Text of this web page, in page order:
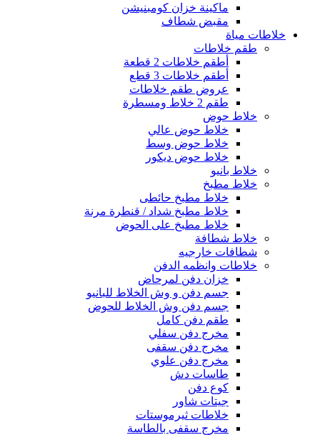
ماكينة خزان كومبنيشن
مقبض شطاف
خلاطات مياة
طقم خلاطات
أطقم خلاطات 2 قطعة
أطقم خلاطات 3 قطع
عروض طقم خلاطات
طقم 2 خلاط ومسطرة
خلاط حوض
خلاط حوض عالي
خلاط حوض وسط
خلاط حوض ديكور
خلاط بانيو
خلاط مطبخ
خلاط مطبخ حائطى
خلاط مطبخ شداد / قنطرة مرنة
خلاط مطبخ على الحوض
خلاط شطافة
شطافات خارجيه
خلاطات وانظمه الدفن
خزان دفن لمرحاض
جسم دفن و وش الخلاط للبانيو
جسم دفن وش الخلاط للحوض
طقم دفن كامل
مخرج دفن سفلي
مخرج دفن سقفى
مخرج دفن علوي
طاسات دش
كوع دفن
جيتات شاور
خلاطات ثيرموستات
مخرج سقفى بالطاسة